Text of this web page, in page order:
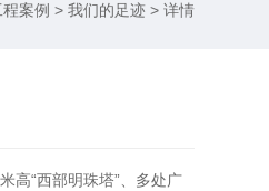
程案例 > 我们的足迹> 详情
高“西部明珠塔”、多处广